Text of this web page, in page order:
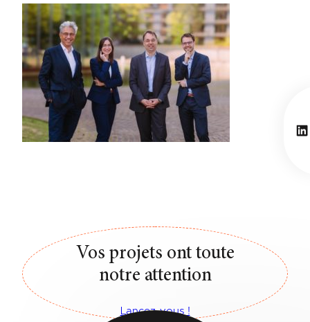
Vos projets ont toute
notre attention
Lancez-vous !